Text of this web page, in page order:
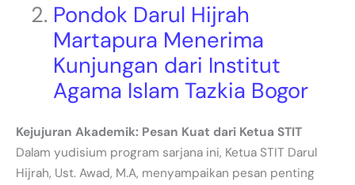
Pondok Darul Hijrah
Martapura Menerima
Kunjungan dari Institut
Agama Islam Tazkia Bogor
Kejujuran Akademik: Pesan Kuat dari Ketua STIT
Dalam yudisium program sarjana ini, Ketua STIT Darul
Hijrah, Ust. Awad, M.A, menyampaikan pesan penting